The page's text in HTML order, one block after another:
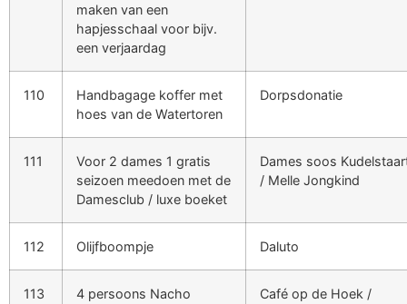
maken van een
hapjesschaal voor bijv.
een verjaardag
110
Handbagage koffer met
hoes van de Watertoren
Dorpsdonatie
111
Voor 2 dames 1 gratis
seizoen meedoen met de
Damesclub / luxe boeket
Dames soos
/ Melle Jongkind
112 Olijfboompje Daluto
113
4 persoons Nacho
Café op de Hoek /